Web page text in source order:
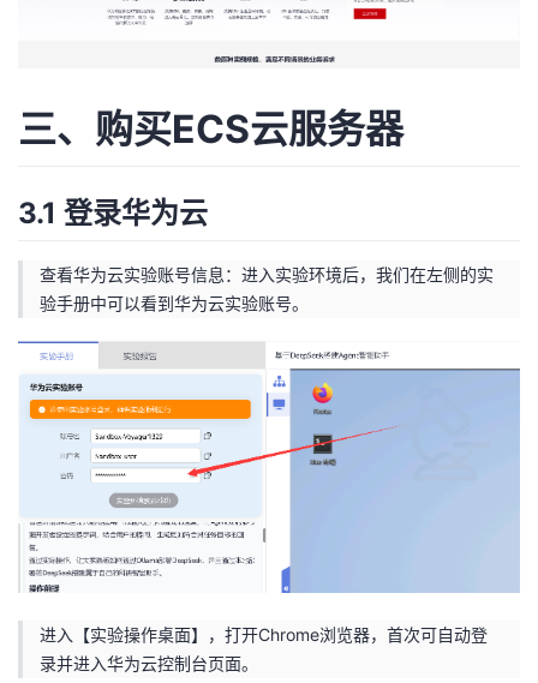
三、购买ECS云服务器
3.1 登录华为云
查看华为云实验账号信息：进入实验环境后，我们在左侧的实
验手册中可以看到华为云实验账号。
进入【实验操作桌面】，打开Chrome浏览器，首次可自动登
录并进入华为云控制台页面。